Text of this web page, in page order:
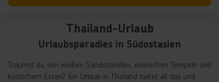
Thailand-Urlaub
Urlaubsparadies in Südostasien
Träumst du von weißen Sandstränden, exotischen Tempeln und
köstlichem Essen? Ein Urlaub in Thailand bietet all das und